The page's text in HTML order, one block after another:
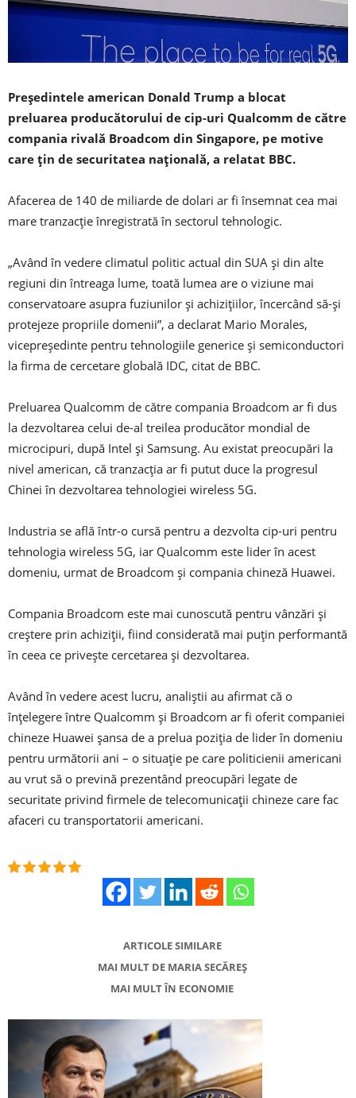
Preşedintele american Donald Trump a blocat
preluarea producătorului de cip-uri Qualcomm de către
compania rivală Broadcom din Singapore, pe motive
care ţin de securitatea naţională, a relatat BBC.
Afacerea de 140 de miliarde de dolari ar fi însemnat cea mai
mare tranzacţie înregistrată în sectorul tehnologic.
„Având în vedere climatul politic actual din SUA şi din alte
regiuni din întreaga lume, toată lumea are o viziune mai
conservatoare asupra fuziunilor şi achiziţiilor, încercând să-şi
protejeze propriile domenii”, a declarat Mario Morales,
vicepreşedinte pentru tehnologiile generice şi semiconductori
la firma de cercetare globală IDC, citat de BBC.
Preluarea Qualcomm de către compania Broadcom ar fi dus
la dezvoltarea celui de-al treilea producător mondial de
microcipuri, după Intel şi Samsung. Au existat preocupări la
nivel american, că tranzacţia ar fi putut duce la progresul
Chinei în dezvoltarea tehnologiei wireless 5G.
Industria se află într-o cursă pentru a dezvolta cip-uri pentru
tehnologia wireless 5G, iar Qualcomm este lider în acest
domeniu, urmat de Broadcom şi compania chineză Huawei.
Compania Broadcom este mai cunoscută pentru vânzări şi
creştere prin achiziţii, fiind considerată mai puţin performantă
în ceea ce priveşte cercetarea şi dezvoltarea.
Având în vedere acest lucru, analiştii au afirmat că o
înţelegere între Qualcomm şi Broadcom ar fi oferit companiei
chineze Huawei şansa de a prelua poziţia de lider în domeniu
pentru următorii ani – o situaţie pe care politicienii americani
au vrut să o prevină prezentând preocupări legate de
securitate privind firmele de telecomunicaţii chineze care fac
afaceri cu transportatorii americani.
ARTICOLE SIMILARE
MAI MULT DE MARIA SECĂREȘ
MAI MULT ÎN ECONOMIE